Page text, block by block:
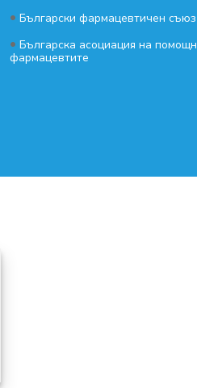
• Български фармацевтичен съюз
• Българска асоциация на
фармацевтите